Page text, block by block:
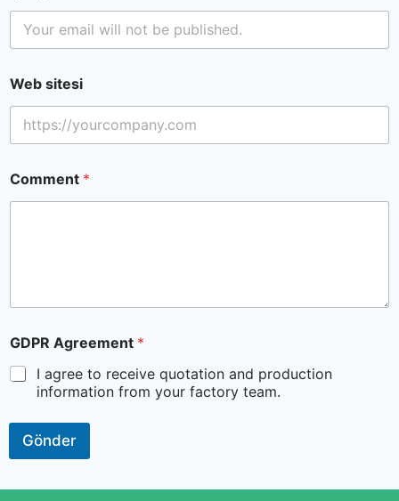
Web sitesi
Comment *
GDPR Agreement *
I agree to receive quotation and production
information from your factory team.
Gönder